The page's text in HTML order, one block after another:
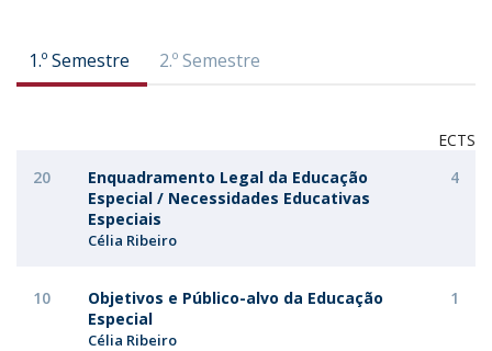
1.º Semestre 2.º Semestre
ECTS
20
Enquadramento Legal da Educação
Especial / Necessidades Educativas
Especiais
Célia Ribeiro
4
10
Objetivos e Público-alvo da Educação
Especial
Célia Ribeiro
1